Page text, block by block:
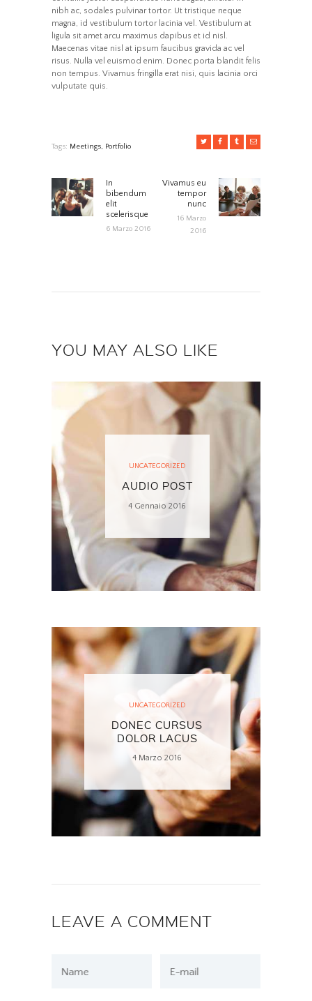
nibh ac, sodales pulvinar tortor. Ut tristique neque
magna, id vestibulum tortor lacinia vel. Vestibulum at
ligula sit amet arcu maximus dapibus et id nisl.
Maecenas vitae nisl at ipsum faucibus gravida ac vel
risus. Nulla vel euismod enim. Donec porta blandit felis
non tempus. Vivamus fringilla erat nisi, quis lacinia orci
vulputate quis.
Tags: Meetings, Portfolio
NAVIGAZIONE
ARTICOLI
Previous
post:
In
bibendum
elit
scelerisque
6 Marzo 2016
Next
post:
Vivamus eu
tempor
nunc
16 Marzo
2016
YOU MAY ALSO LIKE
UNCATEGORIZED
AUDIO POST
4 Gennaio 2016
UNCATEGORIZED
DONEC CURSUS
DOLOR LACUS
4 Marzo 2016
LEAVE A COMMENT
Name E-mail